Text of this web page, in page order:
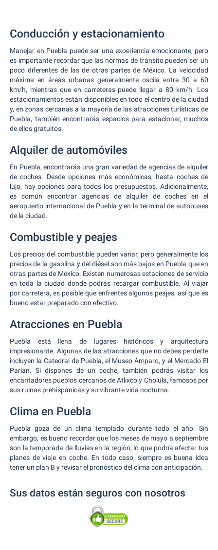
Conducción y estacionamiento
Manejar en Puebla puede ser una experiencia emocionante, pero
es importante recordar que las normas de tránsito pueden ser un
poco diferentes de las de otras partes de México. La velocidad
máxima en áreas urbanas generalmente oscila entre 30 a 60
km/h, mientras que en carreteras puede llegar a 80 km/h. Los
estacionamientos están disponibles en todo el centro de la ciudad
y, en zonas cercanas a la mayoría de las atracciones turísticas de
Puebla, también encontrarás espacios para estacionar, muchos
de ellos gratuitos.
Alquiler de automóviles
En Puebla, encontrarás una gran variedad de agencias de alquiler
de coches. Desde opciones más económicas, hasta coches de
lujo, hay opciones para todos los presupuestos. Adicionalmente,
es común encontrar agencias de alquiler de coches en el
aeropuerto internacional de Puebla y en la terminal de autobuses
de la ciudad.
Combustible y peajes
Los precios del combustible pueden variar, pero generalmente los
precios de la gasolina y del diésel son más bajos en Puebla que en
otras partes de México. Existen numerosas estaciones de servicio
en toda la ciudad donde podrás recargar combustible. Al viajar
por carretera, es posible que enfrentes algunos peajes, así que es
bueno estar preparado con efectivo.
Atracciones en Puebla
Puebla está llena de lugares históricos y arquitectura
impresionante. Algunas de las atracciones que no debes perderte
incluyen la Catedral de Puebla, el Museo Amparo, y el Mercado El
Parían. Si dispones de un coche, también podrás visitar los
encantadores pueblos cercanos de Atlixco y Cholula, famosos por
sus ruinas prehispánicas y su vibrante vida nocturna.
Clima en Puebla
Puebla goza de un clima templado durante todo el año. Sin
embargo, es bueno recordar que los meses de mayo a septiembre
son la temporada de lluvias en la región, lo que podría afectar tus
planes de viaje en coche. En todo caso, siempre es buena idea
tener un plan B y revisar el pronóstico del clima con anticipación.
Sus datos están seguros con nosotros